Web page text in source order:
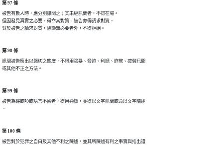
第 97 條
被告有數人時，應分別訊問之；其未經訊問者，不得在場。
但因發見真實之必要，得命其對質。被告亦得請求對質。
對於被告之請求對質，除顯無必要者外，不得拒絕。
第 98 條
訊問被告應出以懇切之態度，不得用強暴、脅迫、利誘、詐欺、疲勞訊問
或其他不正之方法。
第 99 條
被告為聾或啞或語言不通者，得用通譯，並得以文字訊問或命以文字陳述
。
第 100 條
被告對於犯罪之自白及其他不利之陳述，並其所陳述有利之事實與指出證